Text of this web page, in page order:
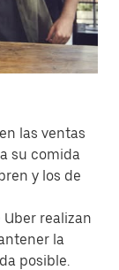
las ventas
su comida
y los de
realizan
la
posible.